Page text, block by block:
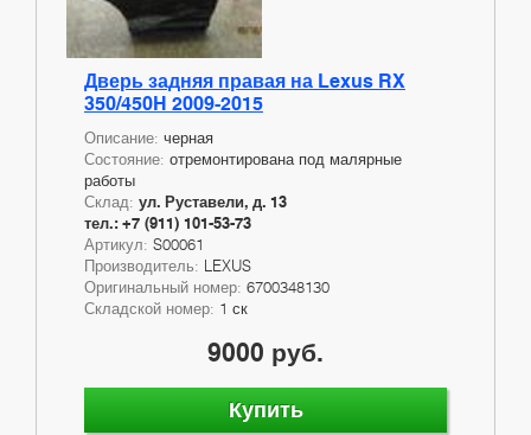
Дверь задняя правая на Lexus RX
350/450H 2009-2015
Описание: черная
Состояние: отремонтирована под малярные
работы
Склад: ул. Руставели, д. 13
тел.: +7 (911) 101-53-73
Артикул: S00061
Производитель: LEXUS
Оригинальный номер: 6700348130
Складской номер: 1 ск
9000 руб.
Купить